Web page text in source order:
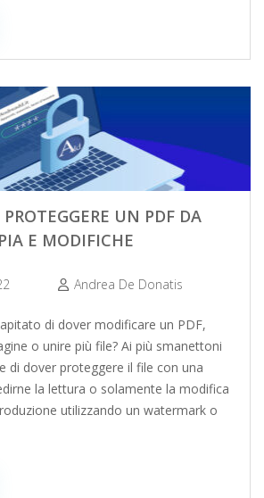
UN PDF DA
E MODIFICHE
Andrea De Donatis
di dover modificare un PDF,
o unire più file? Ai più smanettoni
di dover proteggere il file con una
la lettura o solamente la modifica
utilizzando un watermark o